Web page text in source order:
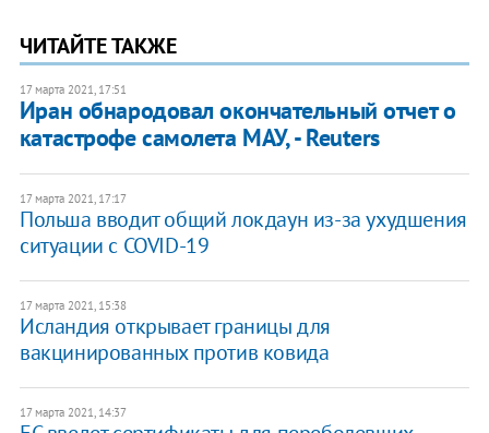
ЧИТАЙТЕ ТАКЖЕ
17 марта 2021, 17:51
Иран обнародовал окончательный отчет о
катастрофе самолета МАУ, - Reuters
17 марта 2021, 17:17
Польша вводит общий локдаун из-за ухудшения
ситуации с COVID-19
17 марта 2021, 15:38
Исландия открывает границы для
вакцинированных против ковида
17 марта 2021, 14:37